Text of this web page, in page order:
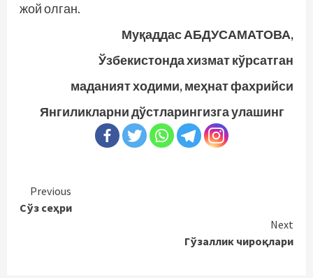
жой олган.
Муқаддас АБДУСАМАТОВА,
Ўзбекистонда хизмат кўрсатган
маданият ходими, меҳнат фахрийси
Янгиликларни дўстларингизга улашинг
Continue
Reading
Previous
Сўз сеҳри
Next
Гўзаллик чироқлари